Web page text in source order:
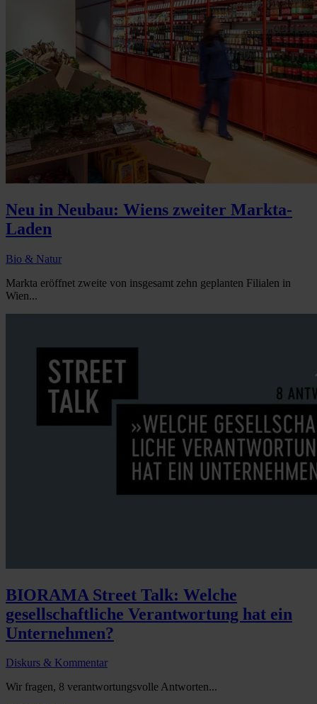
Neu in Neubau: Wiens zweiter Markta-
Laden
Bio & Natur
Markta eröffnet zweite von insgesamt zehn geplanten Filialen in
Wien...
BIORAMA Street Talk: Welche
gesellschaftliche Verantwortung hat ein
Unternehmen?
Diskurs & Kommentar
Wir fragen, 8 verantwortungsvolle Antworten...